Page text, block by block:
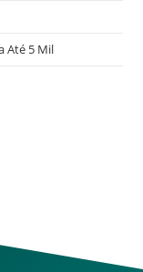
Até 5 Mil